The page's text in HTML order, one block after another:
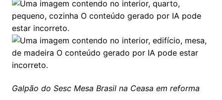
Galpão do Sesc Mesa Brasil na Ceasa em reforma